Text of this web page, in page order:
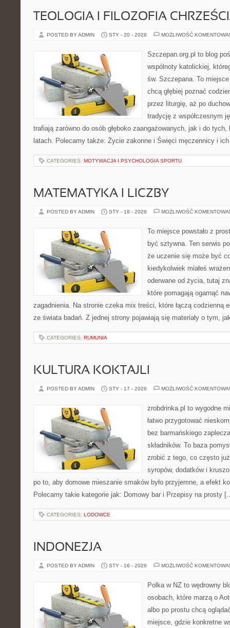
TEOLOGIA I FILOZOFIA
POSTED BY ADMIN STY - 20 - 2026 MOŻLIWOŚĆ
Szczepan.org.pl to blog
wspólnoty katolickiej,
św. Szczepana. To
chcą głębiej poznać
przez liturgię, aż po
tradycję z współczesnym
trafiają zarówno do osób głęboko zaangażowanych, jak i do
latach. Polecamy także: Życie zakonne i Święci męczennicy i
CATEGORIES: MOTYWACJA I PSYCHOLOGIA SPORTU
MATEMATYKA I LICZBY
POSTED BY ADMIN STY - 18 - 2026 MOŻLIWOŚĆ
To miejsce powstało z
być sztywna. Ten serwis
że uczenie się może być
kiedykolwiek miałeś
oderwane od życia, tutaj
które pomagają ogarnąć
zagadnienia. Na stronie czeka mix treści, które łączą codzienną
ze świata badań. Z jednej strony pojawiają się materiały o tym,
CATEGORIES: RUMUNIA
KULTURA KOKTAJLI
POSTED BY ADMIN STY - 17 - 2026 MOŻLIWOŚĆ
zrobdrinka.pl to wygodne
łatwo przygotować
bez barmańskiego
składników. To baza
zrobić z tego, co często
syropów, dodatków i
po to, aby domowe mieszanie smaków było przyjemne, a efekt
Polecamy takie kategorie jak: Domowy bar i Przepisy na prosty
CATEGORIES: LODOWCE
INDONEZJA
POSTED BY ADMIN STY - 16 - 2026 MOŻLIWOŚĆ
Polka w NZ to wędrowny
osobach, które marzą o
albo po prostu chcą
miejsce, gdzie konkretne